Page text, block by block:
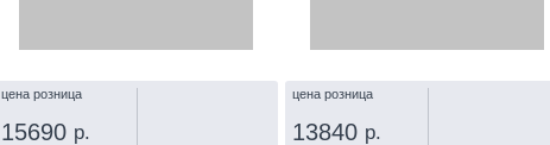
цена розница
15690 р.
цена розница
13840 р.